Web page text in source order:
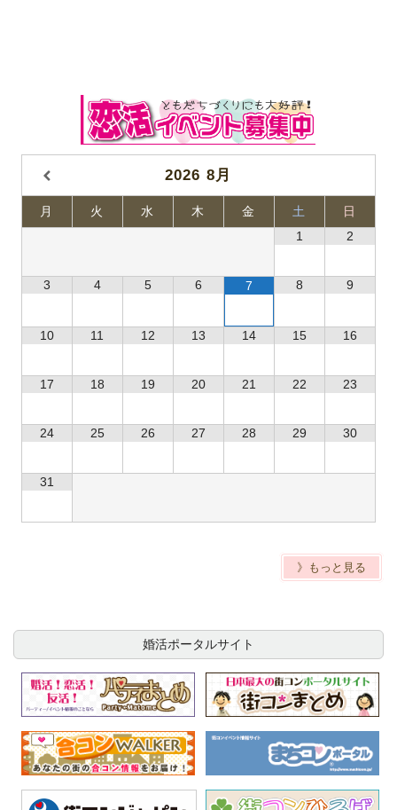
2026 8月
月 火 水 木 金 土
日
1
2
3 4 5 6 7 8 9
10 11 12 13 14 15 16
17 18 19 20 21 22 23
24 25 26 27 28 29 30
31
》もっと見る
婚活ポータルサイト